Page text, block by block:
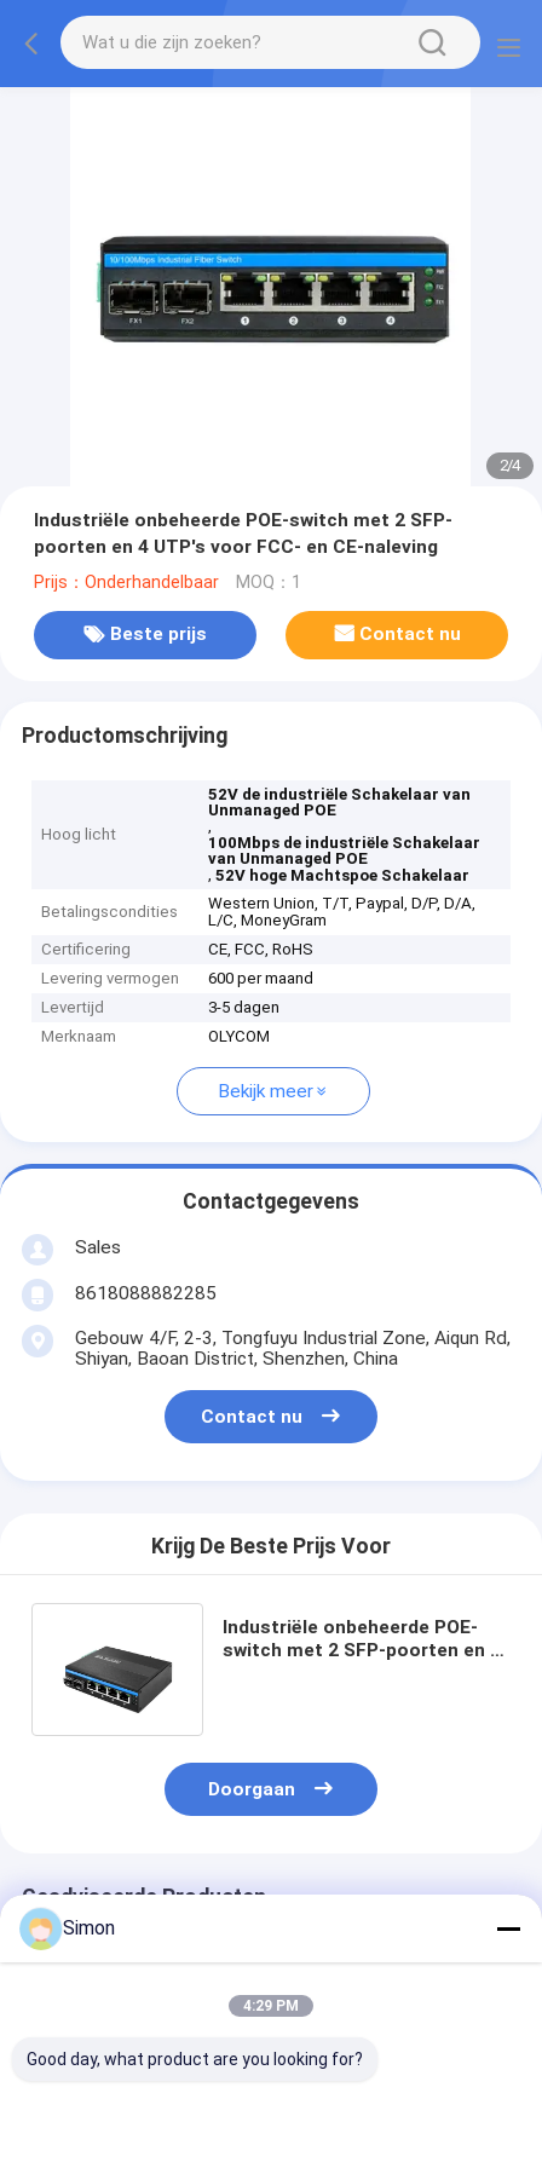
2/4
Industriële onbeheerde POE-switch met 2 SFP-
poorten en 4 UTP's voor FCC- en CE-naleving
Prijs：Onderhandelbaar MOQ：1
Beste prijs Contact nu
Productomschrijving
Hoog licht
52V de industriële Schakelaar van
Unmanaged POE
,
100Mbps de industriële Schakelaar
van Unmanaged POE
,52V hoge Machtspoe Schakelaar
Betalingscondities
Western Union, T/T, Paypal, D/P, D/A,
L/C, MoneyGram
Certificering
CE, FCC, RoHS
Levering vermogen
600 per maand
Levertijd
3-5 dagen
Merknaam
OLYCOM
Bekijk meer
Contactgegevens
Sales
8618088882285
Gebouw 4/F, 2-3, Tongfuyu Industrial Zone, Aiqun Rd,
Shiyan, Baoan District, Shenzhen, China
Contact nu
Krijg De Beste Prijs Voor
Industriële onbeheerde POE-
switch met 2 SFP-poorten en 4
Doorgaan
Geadviseerde Producten
Simon
4:29 PM
Good day, what product are you looking for?